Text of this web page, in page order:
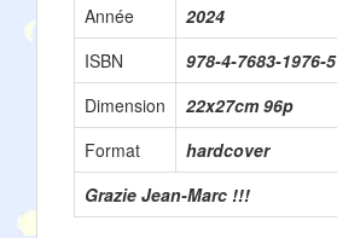
Année
2024
ISBN
978-4-7683-1976-5
Dimension
22x27cm 96p
Format
hardcover
Grazie Jean-Marc !!!